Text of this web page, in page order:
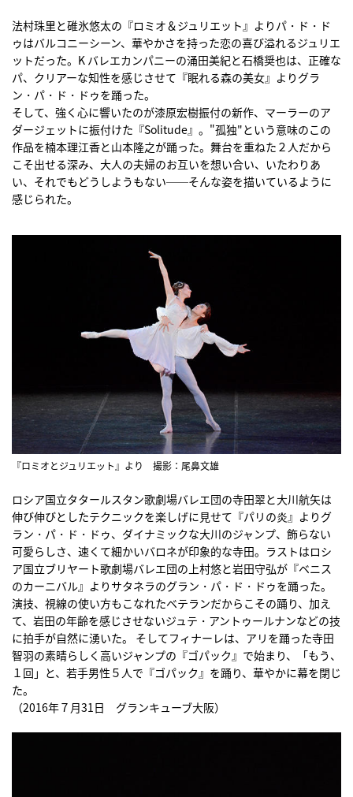
法村珠里と碓氷悠太の『ロミオ＆ジュリエット』よりパ・ド・ド
ゥはバルコニーシーン、華やかさを持った恋の喜び溢れるジュリエ
ットだった。K バレエカンパニーの涌田美紀と石橋奨也は、正確な
パ、クリアーな知性を感じさせて『眠れる森の美女』よりグラ
ン・パ・ド・ドゥを踊った。
そして、強く心に響いたのが漆原宏樹振付の新作、マーラーのア
ダージェットに振付けた『Solitude』。"孤独"という意味のこの
作品を楠本理江香と山本隆之が踊った。舞台を重ねた２人だから
こそ出せる深み、大人の夫婦のお互いを想い合い、いたわりあ
い、それでもどうしようもない──そんな姿を描いているように
感じられた。
『ロミオとジュリエット』より 撮影：尾鼻文雄
ロシア国立タタールスタン歌劇場バレエ団の寺田翠と大川航矢は
伸び伸びとしたテクニックを楽しげに見せて『パリの炎』よりグ
ラン・パ・ド・ドゥ、ダイナミックな大川のジャンプ、飾らない
可愛らしさ、速くて細かいバロネが印象的な寺田。ラストはロシ
ア国立ブリヤート歌劇場バレエ団の上村悠と岩田守弘が『ベニス
のカーニバル』よりサタネラのグラン・パ・ド・ドゥを踊った。
演技、視線の使い方もこなれたベテランだからこその踊り、加え
て、岩田の年齢を感じさせないジュテ・アントゥールナンなどの技
に拍手が自然に湧いた。 そしてフィナーレは、アリを踊った寺田
智羽の素晴らしく高いジャンプの『ゴパック』で始まり、「もう、
１回」と、若手男性５人で『ゴパック』を踊り、華やかに幕を閉じ
た。
（2016年７月31日 グランキューブ大阪）